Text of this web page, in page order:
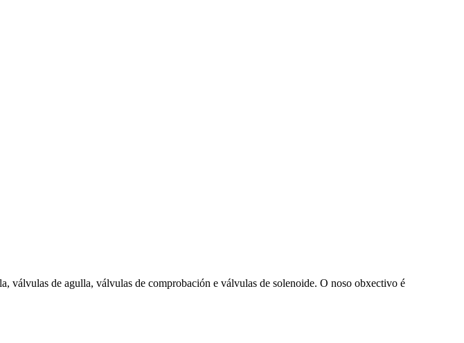
válvulas de agulla, válvulas de comprobación e válvulas de solenoide. O noso obxectivo é